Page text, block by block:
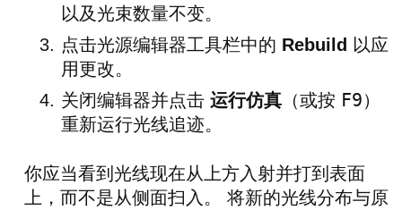
以及光束数量不变。
点击光源编辑器工具栏中的 Rebuild 以应
用更改。
关闭编辑器并点击 运行仿真 （或按 F9）
重新运行光线追迹。
你应当看到光线现在从上方入射并打到表面
上，而不是从侧面扫入。 将新的光线分布与原